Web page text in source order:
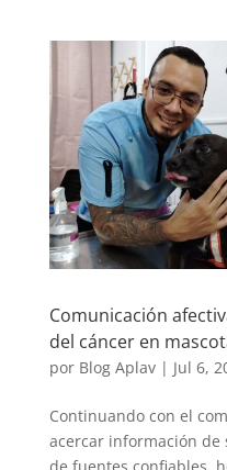
Comunicación
del cáncer en
por Blog Aplav| Jul 6,
Continuando con el
acercar información